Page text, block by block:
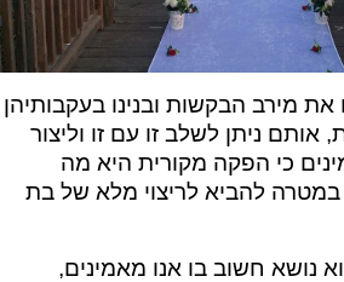
מירב הבקשות ובנינו בעקבותיהן
ניתן לשלב זו עם זו וליצור
כי הפקה מקורית היא מה
להביא לריצוי מלא של בת
נושא חשוב בו אנו מאמינים,